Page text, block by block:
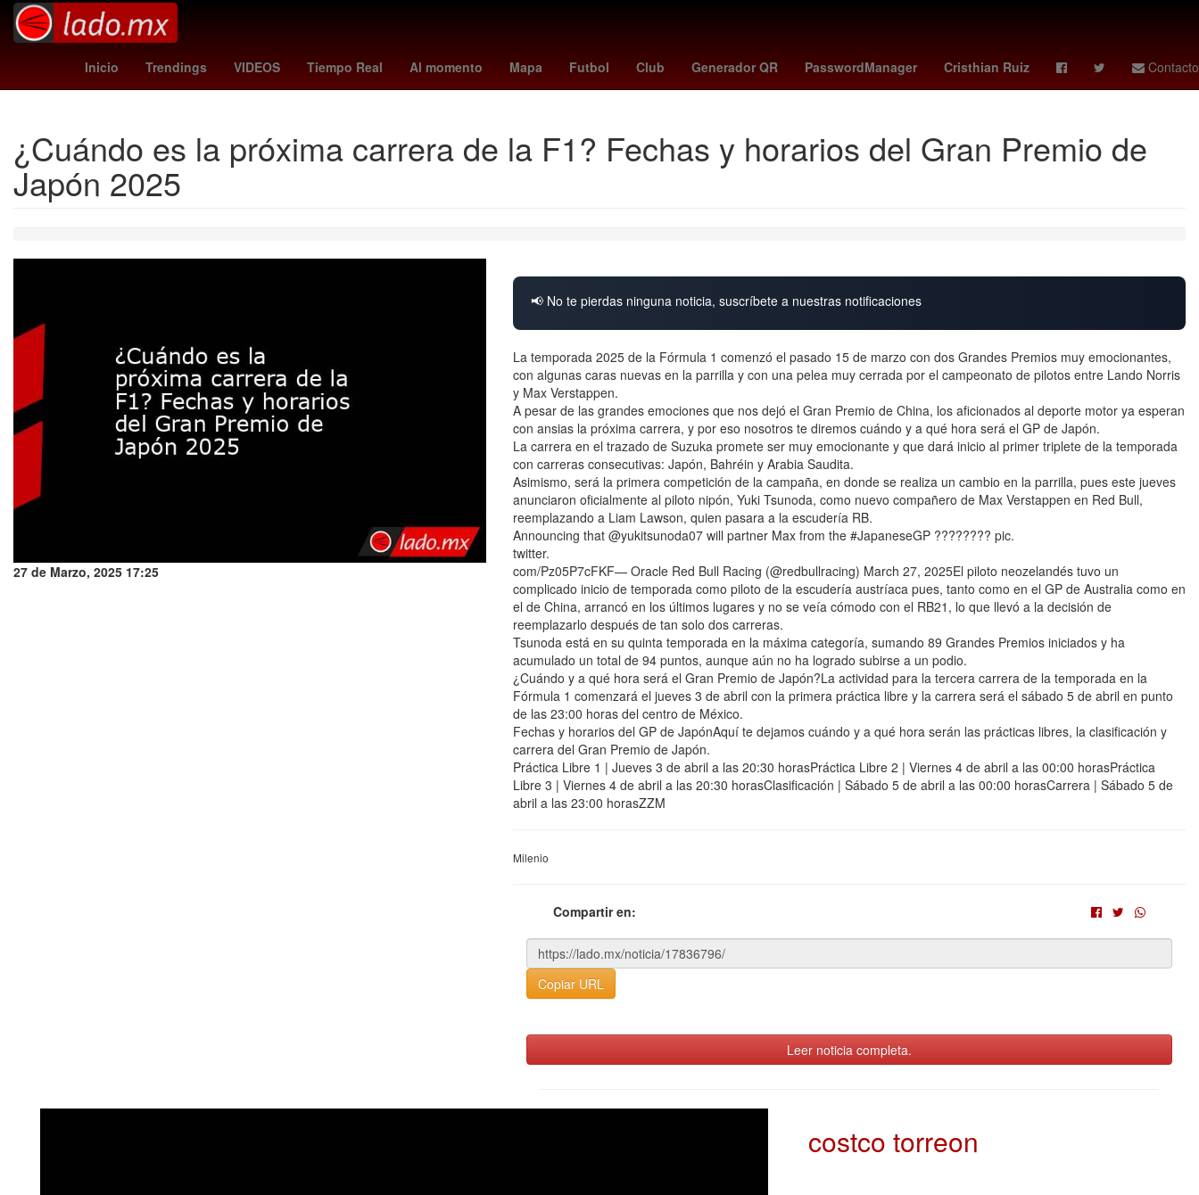
Inicio Trendings VIDEOS Tiempo Real Al momento Mapa Futbol Club Generador QR PasswordManager Cristhian Ruiz Contacto
toluca vs santos Germán Berterame Rogelio Funes Mori mexico vs Agresión Aguascalientes HBO Inundación Argentina Virus
¿Cuándo es la próxima carrera de la F1? Fechas y horarios del Gran Premio de
Japón 2025
27 de Marzo, 2025 17:25
📢 No te pierdas ninguna noticia, suscríbete a nuestras notificaciones
La temporada 2025 de la Fórmula 1 comenzó el pasado 15 de marzo con dos Grandes Premios muy emocionantes,
con algunas caras nuevas en la parrilla y con una pelea muy cerrada por el campeonato de pilotos entre Lando Norris
y Max Verstappen.
A pesar de las grandes emociones que nos dejó el Gran Premio de China, los aficionados al deporte motor ya esperan
con ansias la próxima carrera, y por eso nosotros te diremos cuándo y a qué hora será el GP de Japón.
La carrera en el trazado de Suzuka promete ser muy emocionante y que dará inicio al primer triplete de la temporada
con carreras consecutivas: Japón, Bahréin y Arabia Saudita.
Asimismo, será la primera competición de la campaña, en donde se realiza un cambio en la parrilla, pues este jueves
anunciaron oficialmente al piloto nipón, Yuki Tsunoda, como nuevo compañero de Max Verstappen en Red Bull,
reemplazando a Liam Lawson, quien pasara a la escudería RB.
Announcing that @yukitsunoda07 will partner Max from the #JapaneseGP ???????? pic.
twitter.
com/Pz05P7cFKF— Oracle Red Bull Racing (@redbullracing) March 27, 2025El piloto neozelandés tuvo un
complicado inicio de temporada como piloto de la escudería austríaca pues, tanto como en el GP de Australia como en
el de China, arrancó en los últimos lugares y no se veía cómodo con el RB21, lo que llevó a la decisión de
reemplazarlo después de tan solo dos carreras.
Tsunoda está en su quinta temporada en la máxima categoría, sumando 89 Grandes Premios iniciados y ha
acumulado un total de 94 puntos, aunque aún no ha logrado subirse a un podio.
¿Cuándo y a qué hora será el Gran Premio de Japón?La actividad para la tercera carrera de la temporada en la
Fórmula 1 comenzará el jueves 3 de abril con la primera práctica libre y la carrera será el sábado 5 de abril en punto
de las 23:00 horas del centro de México.
Fechas y horarios del GP de JapónAquí te dejamos cuándo y a qué hora serán las prácticas libres, la clasificación y
carrera del Gran Premio de Japón.
Práctica Libre 1 | Jueves 3 de abril a las 20:30 horasPráctica Libre 2 | Viernes 4 de abril a las 00:00 horasPráctica
Libre 3 | Viernes 4 de abril a las 20:30 horasClasificación | Sábado 5 de abril a las 00:00 horasCarrera | Sábado 5 de
abril a las 23:00 horasZZM
Milenio
Compartir en:
Copiar URL
Leer noticia completa.
costco torreon